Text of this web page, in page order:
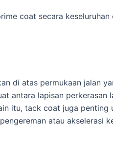
coat secara
di atas permukaan jalan
antara lapisan perkerasan
itu, tack coat juga penting
atau akselerasi